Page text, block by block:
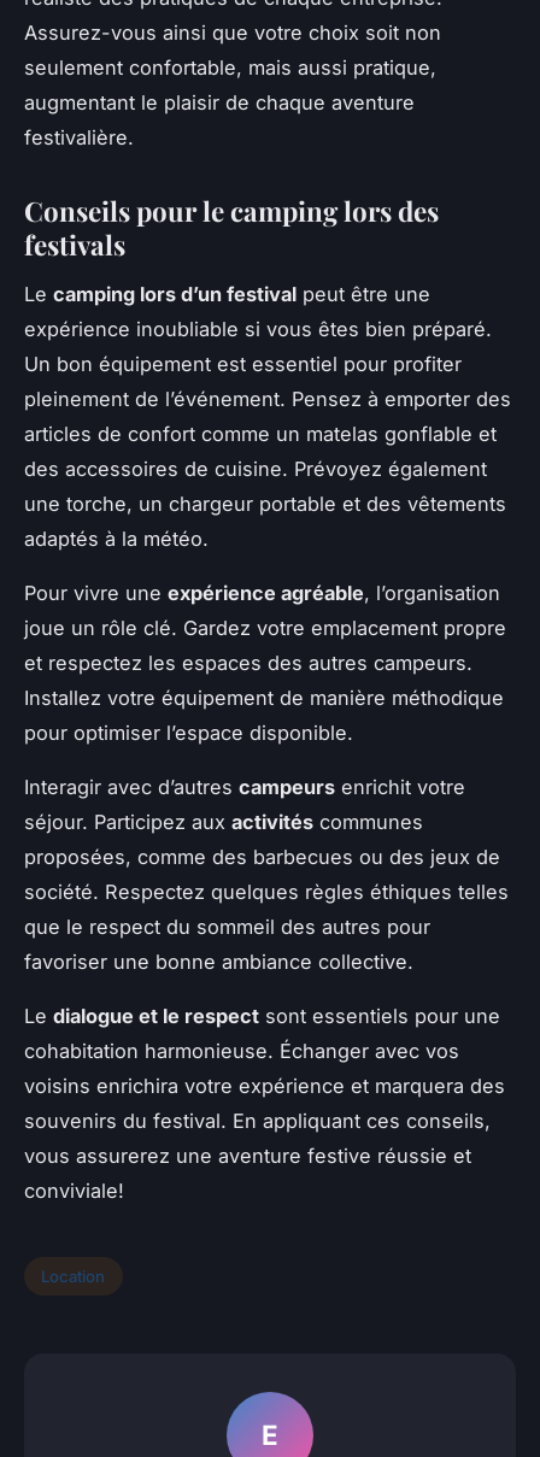
Assurez-vous ainsi que votre choix soit non
seulement confortable, mais aussi pratique,
augmentant le plaisir de chaque aventure
festivalière.
Conseils pour le camping lors des
festivals
Le camping lors d’un festival peut être une
expérience inoubliable si vous êtes bien préparé.
Un bon équipement est essentiel pour profiter
pleinement de l’événement. Pensez à emporter des
articles de confort comme un matelas gonflable et
des accessoires de cuisine. Prévoyez également
une torche, un chargeur portable et des vêtements
adaptés à la météo.
Pour vivre une expérience agréable, l’organisation
joue un rôle clé. Gardez votre emplacement propre
et respectez les espaces des autres campeurs.
Installez votre équipement de manière méthodique
pour optimiser l’espace disponible.
Interagir avec d’autres campeurs enrichit votre
séjour. Participez aux activités communes
proposées, comme des barbecues ou des jeux de
société. Respectez quelques règles éthiques telles
que le respect du sommeil des autres pour
favoriser une bonne ambiance collective.
Le dialogue et le respect sont essentiels pour une
cohabitation harmonieuse. Échanger avec vos
voisins enrichira votre expérience et marquera des
souvenirs du festival. En appliquant ces conseils,
vous assurerez une aventure festive réussie et
conviviale!
Location
E